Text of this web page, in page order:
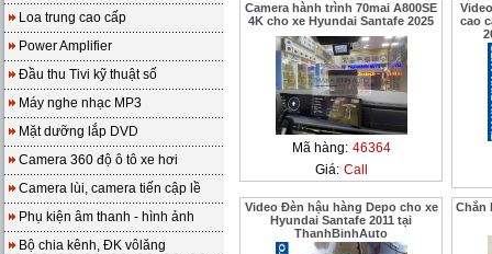
Loa trung cao cấp
Power Amplifier
Đầu thu Tivi kỹ thuật số
Máy nghe nhạc MP3
Mặt dưỡng lắp DVD
Camera 360 độ ô tô xe hơi
Camera lùi, camera tiến cập lề
Phụ kiện âm thanh - hình ảnh
Bộ chia kênh, ĐK vôlăng
Camera hành trình 70mai A800SE
4K cho xe Hyundai Santafe 2025
Mã hàng: 46364
Giá: Call
cao
Video Đèn hậu hàng Depo cho xe
Hyundai Santafe 2011 tại
ThanhBinhAuto
Chắn